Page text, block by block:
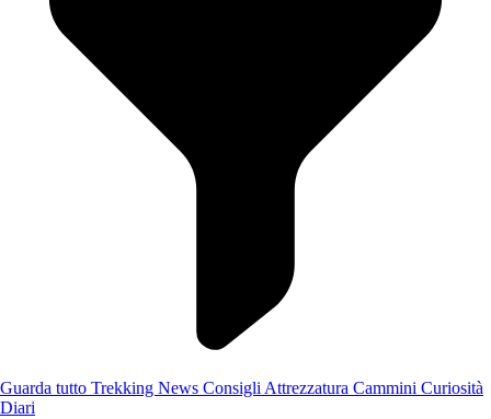
Guarda tutto Trekking News Consigli Attrezzatura Cammini Curiosità
Diari